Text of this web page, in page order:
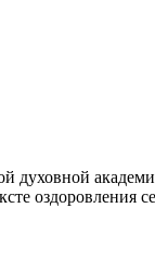
духовной
оздоровления